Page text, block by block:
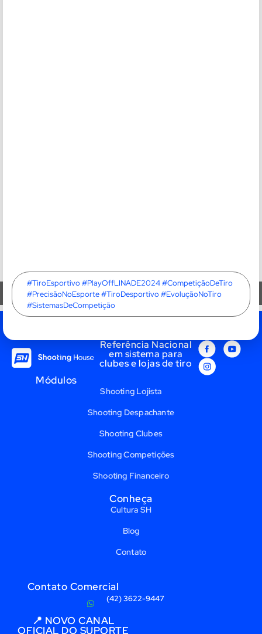
#TiroEsportivo #PlayOffLINADE2024 #CompetiçãoDeTiro
#PrecisãoNoEsporte #TiroDesportivo #EvoluçãoNoTiro
#SistemasDeCompetição
Referência Nacional
em sistema para
clubes e lojas de tiro
Módulos
Shooting Lojista
Shooting Despachante
Shooting Clubes
Shooting Competições
Shooting Financeiro
Conheça
Cultura SH
Blog
Contato
Contato Comercial
(42) 3622-9447
📍 NOVO CANAL
OFICIAL DO SUPORTE